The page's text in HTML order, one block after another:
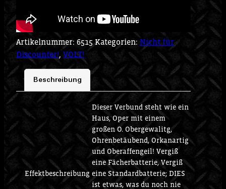
Artikelnummer: 6515 Kategorien: Nicht für
Discounter!, VOLT!
Beschreibung
Effektbeschreibung
Dieser Verbund steht wie ein
Haus, Oper mit einem
großen O. Obergewalitg,
Ohrenbetäubend, Orkanartig
und Oberaffengeil! Vergiß
eine Fächerbatterie, Vergiß
eine Standardbatterie; DIES
ist etwas, was du noch nie